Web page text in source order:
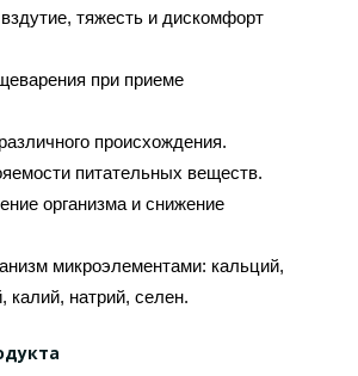
тяжесть и дискомфорт
при приеме
происхождения.
питательных веществ.
организма и снижение
микроэлементами: кальций,
калий, натрий, селен.